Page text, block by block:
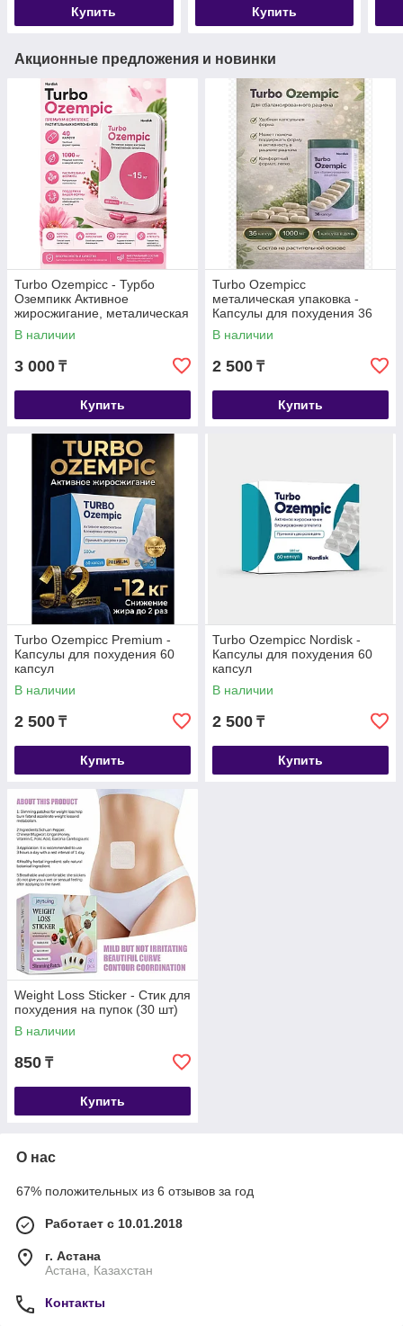
Купить Купить
Акционные предложения и новинки
Turbo Ozempicc - Турбо
Оземпикк Активное
жиросжигание, металическая
коробка, капсулы для
похудения 40 капсул
В наличии
3 000 ₸
Купить
Turbo Ozempicc
металическая упаковка -
Капсулы для похудения 36
капсул
В наличии
2 500 ₸
Купить
Turbo Ozempicс Premium -
Капсулы для похудения 60
капсул
В наличии
2 500 ₸
Купить
Turbo Ozempicc Nordisk -
Капсулы для похудения 60
капсул
В наличии
2 500 ₸
Купить
Weight Loss Sticker - Стик для
похудения на пупок (30 шт)
В наличии
850 ₸
Купить
О нас
67% положительных из 6 отзывов за год
Работает с 10.01.2018
г. Астана
Астана, Казахстан
Контакты